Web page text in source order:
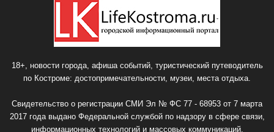
18+, новости города, афиша событий, туристический путеводитель
по Костроме: достопримечательности, музеи, места отдыха.
Свидетельство о регистрации СМИ Эл № ФС 77 - 68953 от 7 марта
2017 года выдано Федеральной службой по надзору в сфере связи,
информационных технологий и массовых коммуникаций.